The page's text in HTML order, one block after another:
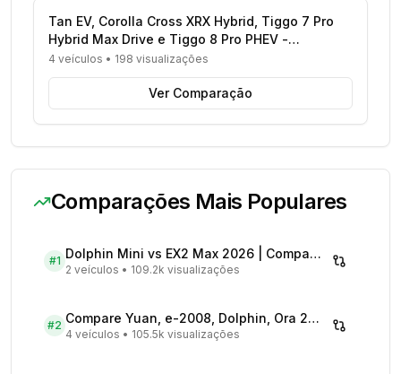
Tan EV, Corolla Cross XRX Hybrid, Tiggo 7 Pro
Hybrid Max Drive e Tiggo 8 Pro PHEV -
Comparativo Completo
4 veículos • 198 visualizações
Ver Comparação
Comparações Mais Populares
#1 Dolphin Mini vs EX2 Max 2026 | Compare Preços
2 veículos • 109.2k visualizações
#2 Compare Yuan, e-2008, Dolphin, Ora 2026 | Veículos Elétricos
4 veículos • 105.5k visualizações